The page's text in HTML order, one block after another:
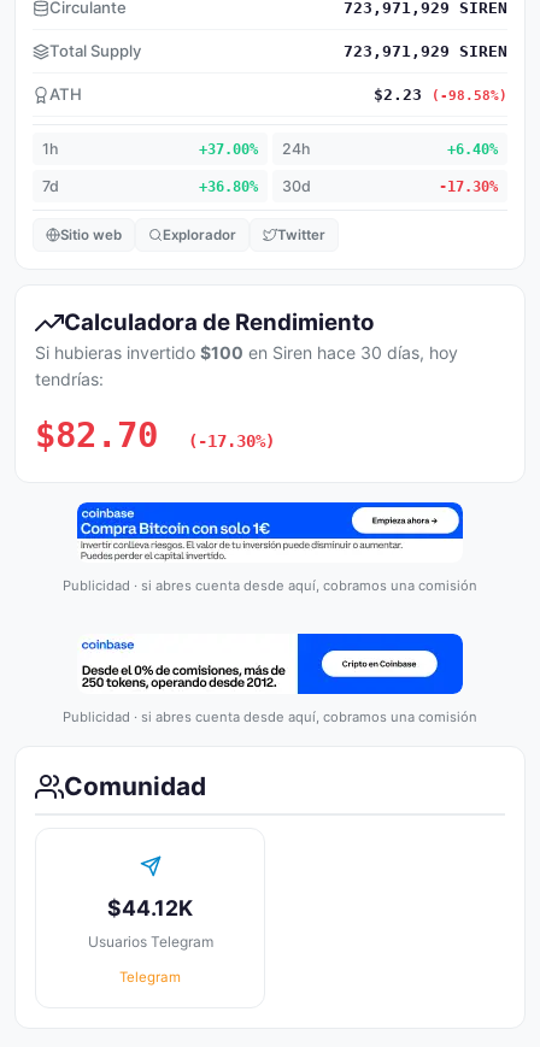
Circulante 723,971,929 SIREN
Total Supply 723,971,929 SIREN
ATH $2.23 (-98.58%)
1h +37.00% 24h +6.40%
7d +36.80% 30d -17.30%
Sitio web Explorador Twitter
Calculadora de Rendimiento
Si hubieras invertido $100 en Siren hace 30 días, hoy
tendrías:
$82.70 (-17.30%)
Publicidad · si abres cuenta desde aquí, cobramos una comisión
Publicidad · si abres cuenta desde aquí, cobramos una comisión
Comunidad
$44.12K
Usuarios Telegram
Telegram